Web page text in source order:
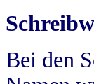
Bei den